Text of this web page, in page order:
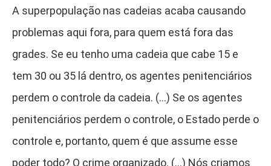
A superpopulação nas cadeias acaba causando
problemas aqui fora, para quem está fora das
grades. Se eu tenho uma cadeia que cabe 15 e
tem 30 ou 35 lá dentro, os agentes penitenciários
perdem o controle da cadeia. (…) Se os agentes
penitenciários perdem o controle, o Estado perde o
controle e, portanto, quem é que assume esse
poder todo? O crime organizado. (…) Nós criamos